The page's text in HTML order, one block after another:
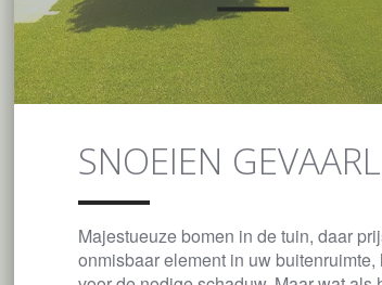
SNOEIEN
Majestueuze bomen in de tuin, daar
onmisbaar element in uw